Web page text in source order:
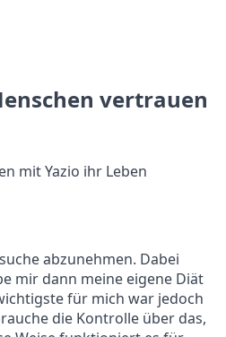
vertrauen
mit Yazio ihr Leben
abzunehmen. Dabei
mir dann meine eigene Diät
für mich war jedoch
die Kontrolle über das,